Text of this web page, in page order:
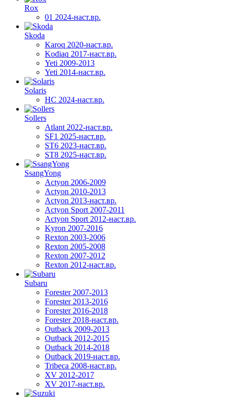
Rox
01 2024-наст.вр.
Skoda
Karoq 2020-наст.вр.
Kodiaq 2017-наст.вр.
Yeti 2009-2013
Yeti 2014-наст.вр.
Solaris
HC 2024-наст.вр.
Sollers
Atlant 2022-наст.вр.
SF1 2025-наст.вр.
ST6 2023-наст.вр.
ST8 2025-наст.вр.
SsangYong
Actyon 2006-2009
Actyon 2010-2013
Actyon 2013-наст.вр.
Actyon Sport 2007-2011
Actyon Sport 2012-наст.вр.
Kyron 2007-2016
Rexton 2003-2006
Rexton 2005-2008
Rexton 2007-2012
Rexton 2012-наст.вр.
Subaru
Forester 2007-2013
Forester 2013-2016
Forester 2016-2018
Forester 2018-наст.вр.
Outback 2009-2013
Outback 2012-2015
Outback 2014-2018
Outback 2019-наст.вр.
Tribeca 2008-наст.вр.
XV 2012-2017
XV 2017-наст.вр.